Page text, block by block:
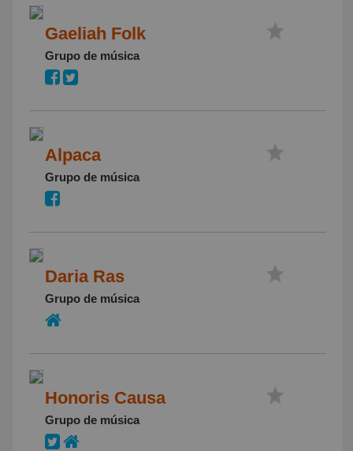
Gaeliah Folk
Grupo de música
Alpaca
Grupo de música
Daria Ras
Grupo de música
Honoris Causa
Grupo de música